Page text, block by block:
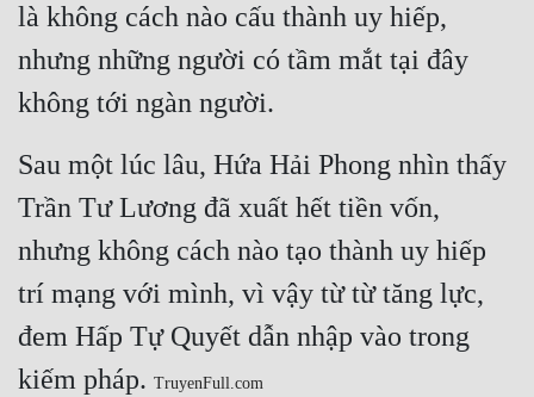
là không cách nào cấu thành uy hiếp,
nhưng những người có tầm mắt tại đây
không tới ngàn người.
Sau một lúc lâu, Hứa Hải Phong nhìn thấy
Trần Tư Lương đã xuất hết tiền vốn,
nhưng không cách nào tạo thành uy hiếp
trí mạng với mình, vì vậy từ từ tăng lực,
đem Hấp Tự Quyết dẫn nhập vào trong
kiếm pháp. TruyenFull.com